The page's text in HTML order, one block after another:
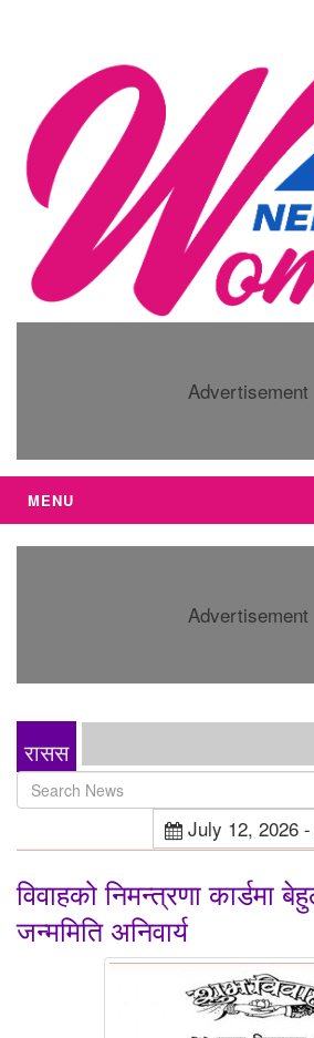
Advertisement
MENU
Advertisement
रासस
July 12, 2026
विवाहको निमन्त्रणा कार्डमा
जन्ममिति अनिवार्य